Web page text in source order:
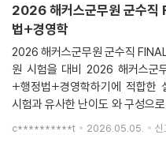
1. 본 교재 인강(교재 내 할인쿠폰
2. 군무원 과목별 무료 특강
3. 합격예측 온라인 모의고사(응
4. OMR 답안지(PDF 제공)
5. 해커스 매일국어 어플
[공무원 시험 합격을 위한 해커
2026 해커스군무원 군수직
법+경영학
2026 해커스군무원 군수직
원 시험을 대비 2026 해커스군
+행정법+경영학하기에 적합한
시험과 유사한 난이도 와 구성으
점 검과 시간 관리 연습에 도움
c**********t 2026.05.05. 신